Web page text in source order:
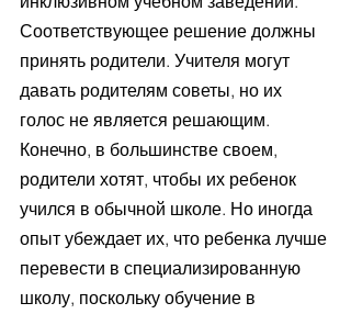
Соответствующее решение должны
принять родители. Учителя могут
давать родителям советы, но их
голос не является решающим.
Конечно, в большинстве своем,
родители хотят, чтобы их ребенок
учился в обычной школе. Но иногда
опыт убеждает их, что ребенка лучше
перевести в специализированную
школу, поскольку обучение в